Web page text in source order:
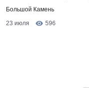
Большой Камень
23 июля
596